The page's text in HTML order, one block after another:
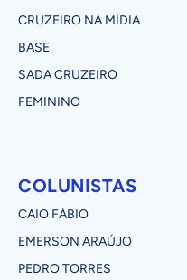
CRUZEIRO NA MÍDIA
BASE
SADA CRUZEIRO
FEMININO
COLUNISTAS
CAIO FÁBIO
EMERSON ARAÚJO
PEDRO TORRES